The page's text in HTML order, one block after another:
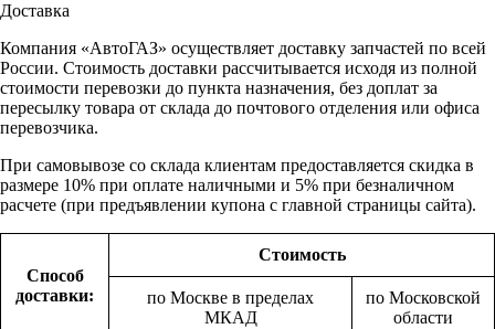
Доставка
Компания «АвтоГАЗ» осуществляет доставку запчастей по всей
России. Стоимость доставки рассчитывается исходя из полной
стоимости перевозки до пункта назначения, без доплат за
пересылку товара от склада до почтового отделения или офиса
перевозчика.
При самовывозе со склада клиентам предоставляется скидка в
размере 10% при оплате наличными и 5% при безналичном
расчете (при предъявлении купона с главной страницы сайта).
Способ
доставки:
Стоимость
по Москве в пределах
МКАД
по Московской
области